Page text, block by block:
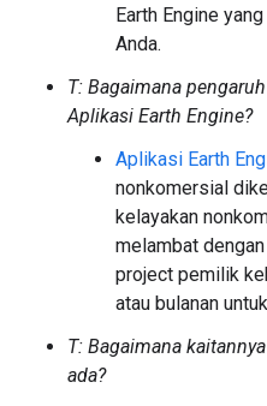
Earth Engine
Anda.
T: Bagaimana
Aplikasi Earth Engine?
Aplikasi Earth
nonkomersial
kelayakan
melambat
project pemilik
atau bulanan
T: Bagaimana
ada?